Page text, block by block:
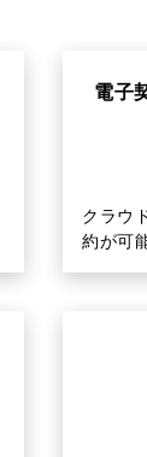
電子
クラウ
約が可